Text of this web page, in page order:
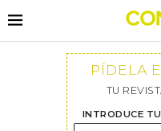
PÍDELA
TU
INTRODUCE